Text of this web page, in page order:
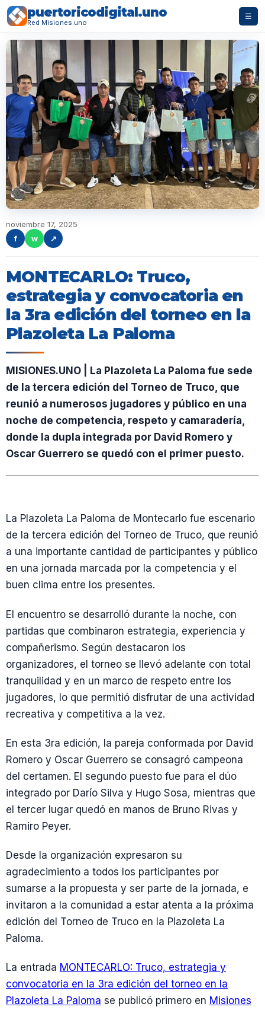
puertoricodigital.uno
Red Misiones.uno
☰
noviembre 17, 2025
f
w ↗
MONTECARLO: Truco,
estrategia y convocatoria en
la 3ra edición del torneo en la
Plazoleta La Paloma
MISIONES.UNO | La Plazoleta La Paloma fue sede
de la tercera edición del Torneo de Truco, que
reunió a numerosos jugadores y público en una
noche de competencia, respeto y camaradería,
donde la dupla integrada por David Romero y
Oscar Guerrero se quedó con el primer puesto.
La Plazoleta La Paloma de Montecarlo fue escenario
de la tercera edición del Torneo de Truco, que reunió
a una importante cantidad de participantes y público
en una jornada marcada por la competencia y el
buen clima entre los presentes.
El encuentro se desarrolló durante la noche, con
partidas que combinaron estrategia, experiencia y
compañerismo. Según destacaron los
organizadores, el torneo se llevó adelante con total
tranquilidad y en un marco de respeto entre los
jugadores, lo que permitió disfrutar de una actividad
recreativa y competitiva a la vez.
En esta 3ra edición, la pareja conformada por David
Romero y Oscar Guerrero se consagró campeona
del certamen. El segundo puesto fue para el dúo
integrado por Darío Silva y Hugo Sosa, mientras que
el tercer lugar quedó en manos de Bruno Rivas y
Ramiro Peyer.
Desde la organización expresaron su
agradecimiento a todos los participantes por
sumarse a la propuesta y ser parte de la jornada, e
invitaron a la comunidad a estar atenta a la próxima
edición del Torneo de Truco en la Plazoleta La
Paloma.
La entrada MONTECARLO: Truco, estrategia y
convocatoria en la 3ra edición del torneo en la
Plazoleta La Paloma se publicó primero en Misiones